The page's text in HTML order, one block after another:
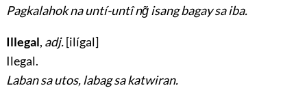
Pagkalahok na untí-untî ng̃ isang bagay sa iba.
Illegal, adj.[ilígal]
Ilegal.
Laban sa utos, labag sa katwiran.